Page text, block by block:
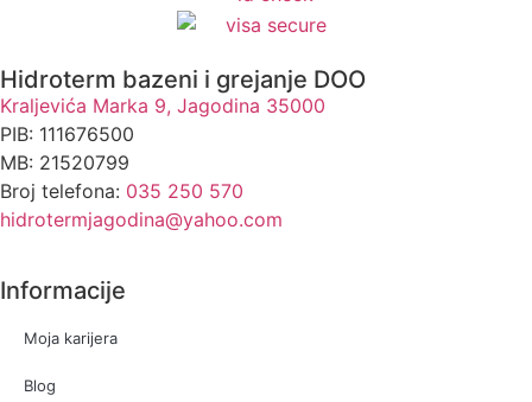
Hidroterm bazeni i grejanje DOO
Kraljevića Marka 9, Jagodina 35000
PIB: 111676500
MB: 21520799
Broj telefona: 035 250 570
hidrotermjagodina@yahoo.com
Informacije
Moja karijera
Blog